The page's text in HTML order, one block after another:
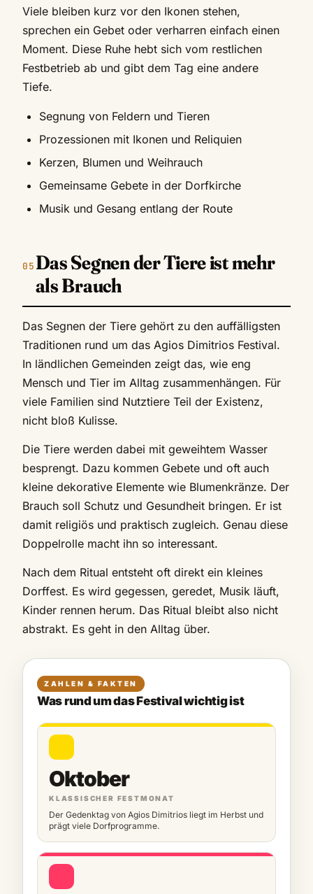
Viele bleiben kurz vor den Ikonen stehen,
sprechen ein Gebet oder verharren einfach einen
Moment. Diese Ruhe hebt sich vom restlichen
Festbetrieb ab und gibt dem Tag eine andere
Tiefe.
Segnung von Feldern und Tieren
Prozessionen mit Ikonen und Reliquien
Kerzen, Blumen und Weihrauch
Gemeinsame Gebete in der Dorfkirche
Musik und Gesang entlang der Route
Das Segnen der Tiere ist mehr
als Brauch
Das Segnen der Tiere gehört zu den auffälligsten
Traditionen rund um das Agios Dimitrios Festival.
In ländlichen Gemeinden zeigt das, wie eng
Mensch und Tier im Alltag zusammenhängen. Für
viele Familien sind Nutztiere Teil der Existenz,
nicht bloß Kulisse.
Die Tiere werden dabei mit geweihtem Wasser
besprengt. Dazu kommen Gebete und oft auch
kleine dekorative Elemente wie Blumenkränze. Der
Brauch soll Schutz und Gesundheit bringen. Er ist
damit religiös und praktisch zugleich. Genau diese
Doppelrolle macht ihn so interessant.
Nach dem Ritual entsteht oft direkt ein kleines
Dorffest. Es wird gegessen, geredet, Musik läuft,
Kinder rennen herum. Das Ritual bleibt also nicht
abstrakt. Es geht in den Alltag über.
ZAHLEN & FAKTEN
Was rund um das Festival wichtig ist
Oktober
KLASSISCHER FESTMONAT
Der Gedenktag von Agios Dimitrios liegt im Herbst und
prägt viele Dorfprogramme.